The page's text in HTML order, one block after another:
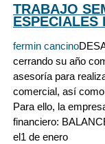
TRABAJO
ESPECIALES
fermin cancino
cerrando su año
asesoría para
comercial, así
Para ello, la
financiero:
el1 de enero